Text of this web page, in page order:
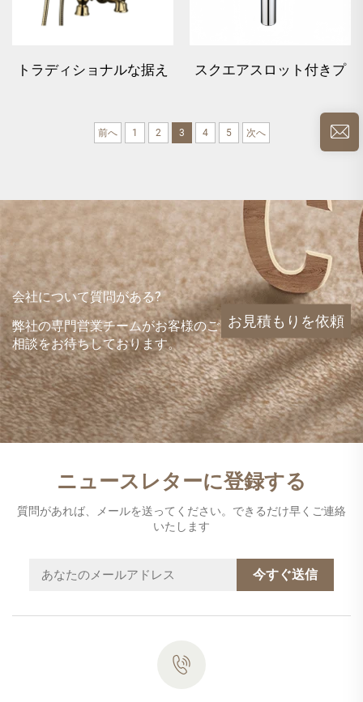
トラディショナルな据え
スクエアスロット付きプ
前へ 1 2 3 4 5 次へ
会社について質問がある?
弊社の専門営業チームがお客様のご
相談をお待ちしております。
お見積もりを依頼
ニュースレターに登録する
質問があれば、メールを送ってください。できるだけ早くご連絡
いたします
今すぐ送信